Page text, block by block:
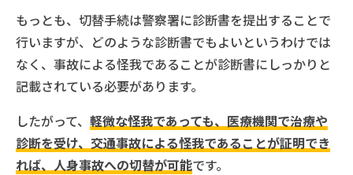
もっとも、切替手続は警察署に診断書を提出することで
行いますが、どのような診断書でもよいというわけでは
なく、事故による怪我であることが診断書にしっかりと
記載されている必要があります。
したがって、 軽微な怪我であっても、医療機関で治療や
診断を受け、交通事故による怪我であることが証明でき
れば、人身事故への切替が可能です。